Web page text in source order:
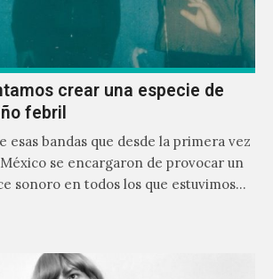
crear una especie de
febril
esas bandas que desde la primera vez
se encargaron de provocar un
sonoro en todos los que estuvimos